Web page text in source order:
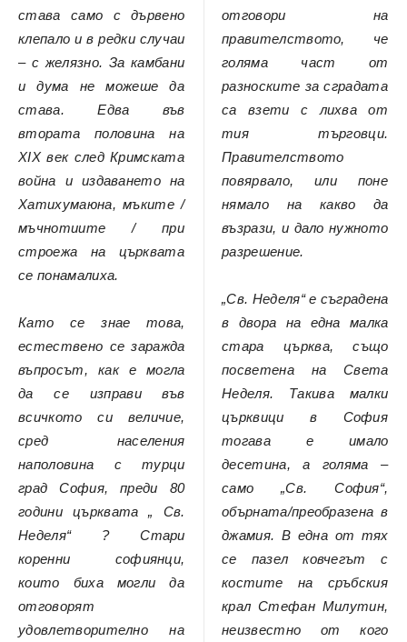
става само с дървено
клепало и в редки случаи
– с желязно. За камбани
и дума не можеше да
става. Едва във
втората половина на
XIX век след Кримската
война и издаването на
Хатихумаюна, мъките /
мъчнотиите / при
строежа на църквата
се понамалиха.
Като се знае това,
естествено се заражда
въпросът, как е могла
да се изправи във
всичкото си величие,
сред населения
наполовина с турци
град София, преди 80
години църквата „ Св.
Неделя“ ? Стари
коренни софиянци,
които биха могли да
отговорят
удовлетворително на
отговори на
правителството, че
голяма част от
разноските за сградата
са взети с лихва от
тия търговци.
Правителството
повярвало, или поне
нямало на какво да
възрази, и дало нужното
разрешение.
„Св. Неделя“ е съградена
в двора на една малка
стара църква, също
посветена на Света
Неделя. Такива малки
църквици в София
тогава е имало
десетина, а голяма –
само „Св. София“,
обърната/преобразена в
джамия. В една от тях
се пазел ковчегът с
костите на сръбския
крал Стефан Милутин,
неизвестно от кого